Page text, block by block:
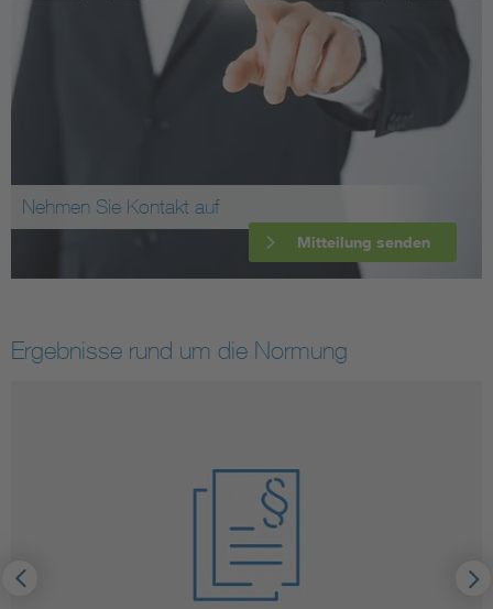
Nehmen Sie Kontakt auf
Mitteilung senden
Ergebnisse rund um die Normung